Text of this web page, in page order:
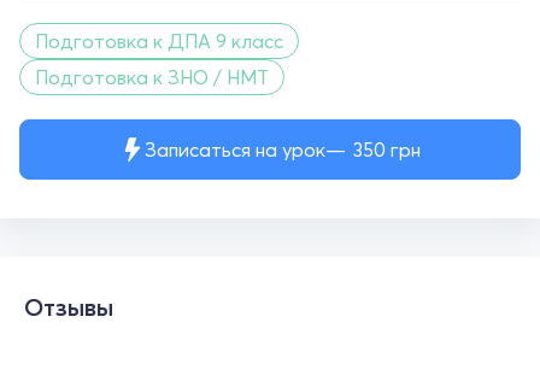
Записаться на урок 350 грн
Подготовка к ДПА 9 класс
Подготовка к ЗНО / НМТ
Отзывы